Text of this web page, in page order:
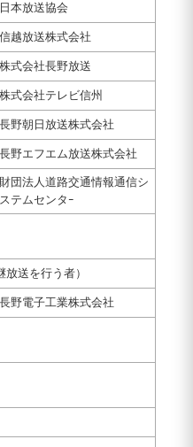
日本放送協会
信越放送株式会社
株式会社長野放送
株式会社テレビ信州
長野朝日放送株式会社
長野エフエム放送株式会社
財団法人道路交通情報通信シ
ステムセンタｰ
放送を行う者）
長野電子工業株式会社